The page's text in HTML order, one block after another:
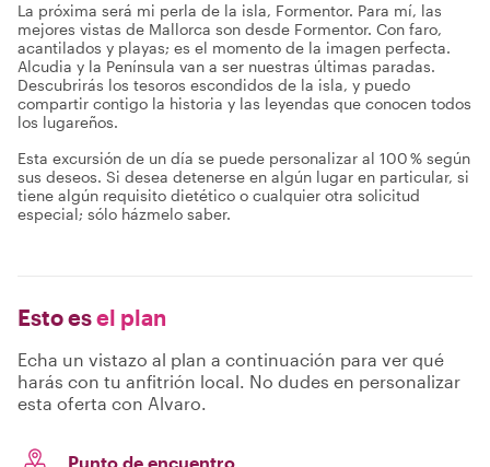
La próxima será mi perla de la isla, Formentor. Para mí, las
mejores vistas de Mallorca son desde Formentor. Con faro,
acantilados y playas; es el momento de la imagen perfecta.
Alcudia y la Península van a ser nuestras últimas paradas.
Descubrirás los tesoros escondidos de la isla, y puedo
compartir contigo la historia y las leyendas que conocen todos
los lugareños.
Esta excursión de un día se puede personalizar al 100 % según
sus deseos. Si desea detenerse en algún lugar en particular, si
tiene algún requisito dietético o cualquier otra solicitud
especial; sólo házmelo saber.
Esto esel plan
Echa un vistazo al plan a continuación para ver qué
harás con tu anfitrión local. No dudes en personalizar
esta oferta con Alvaro.
Punto de encuentro